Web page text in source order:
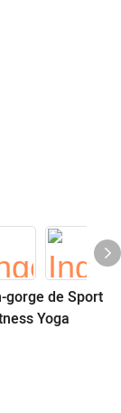
de Sport
Yoga